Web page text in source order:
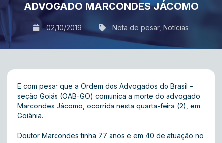
ADVOGADO MARCONDES JÁCOMO
02/10/2019 Nota de pesar, Notícias
E com pesar que a Ordem dos Advogados do Brasil –
seção Goiás (OAB-GO) comunica a morte do advogado
Marcondes Jácomo, ocorrida nesta quarta-feira (2), em
Goiânia.
Doutor Marcondes tinha 77 anos e em 40 de atuação no